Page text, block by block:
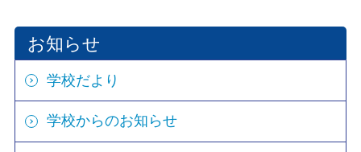
お知らせ
学校だより
学校からのお知らせ